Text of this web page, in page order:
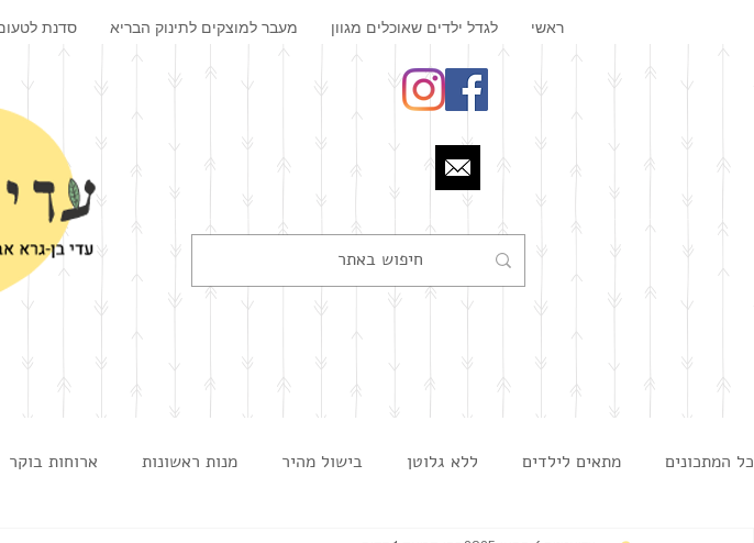
ראשי לגדל ילדים שאוכלים מגוון מעבר למוצקים לתינוק הבריא סדנת
כל המתכונים מתאים לילדים ללא גלוטן בישול מהיר מנות ראשונות ארוחות בוקר